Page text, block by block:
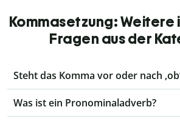
Kommasetzung:
Fragen aus der
Steht das Komma vor oder nach
Was ist ein Pronominaladverb?